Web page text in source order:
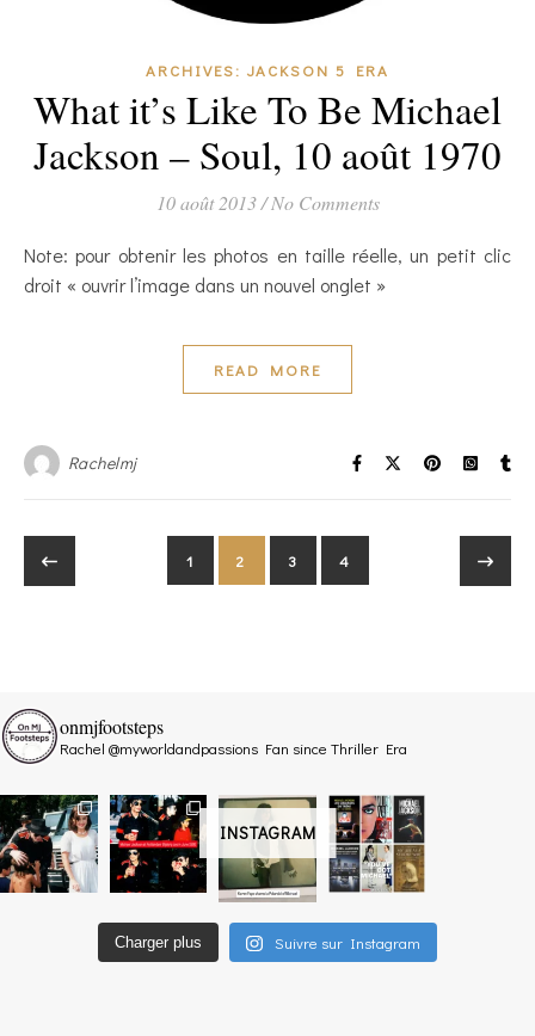
ARCHIVES: JACKSON 5 ERA
What it’s Like To Be Michael
Jackson – Soul, 10 août 1970
10 août 2013 / No Comments
Note: pour obtenir les photos en taille réelle, un petit clic
droit « ouvrir l’image dans un nouvel onglet »
READ MORE
Rachelmj
1 2 3 4
INSTAGRAM
onmjfootsteps
Rachel @myworldandpassions Fan since Thriller Era
Charger plus Suivre sur Instagram